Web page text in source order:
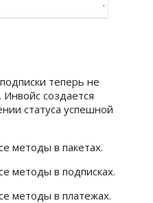
теперь не
Инвойс создается
статуса успешной
методы в пакетах.
методы в подписках.
методы в платежах.